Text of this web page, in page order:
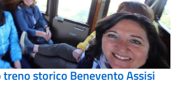
storico Benevento Assisi